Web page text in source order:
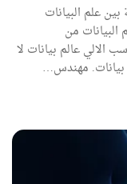
علم البيانات
من
عالم بيانات لا
مهندس…